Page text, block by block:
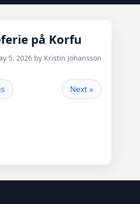
på Korfu
5, 2026 by Kristin Johansson
Next »